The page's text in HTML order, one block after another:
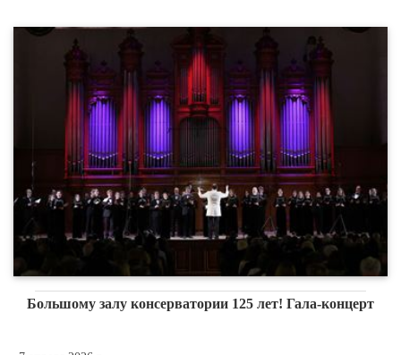
Большому залу консерватории 125 лет! Гала-концерт